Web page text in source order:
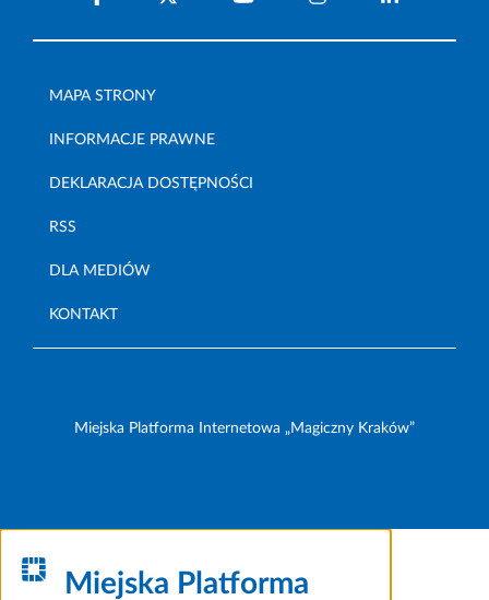
MAPA STRONY
INFORMACJE PRAWNE
DEKLARACJA DOSTĘPNOŚCI
RSS
DLA MEDIÓW
KONTAKT
Miejska Platforma Internetowa „Magiczny Kraków”
Miejska Platforma